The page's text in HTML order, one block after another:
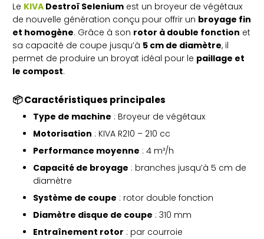
Le KIVA Destroï Selenium est un broyeur de végétaux
de nouvelle génération conçu pour offrir un broyage fin
et homogène. Grâce à son rotor à double fonction et
sa capacité de coupe jusqu’à 5 cm de diamètre, il
permet de produire un broyat idéal pour le paillage et
le compost.
📦 Caractéristiques principales
Type de machine : Broyeur de végétaux
Motorisation : KIVA R210 – 210 cc
Performance moyenne : 4 m³/h
Capacité de broyage : branches jusqu’à 5 cm de
diamètre
Système de coupe : rotor double fonction
Diamètre disque de coupe : 310 mm
Entraînement rotor : par courroie